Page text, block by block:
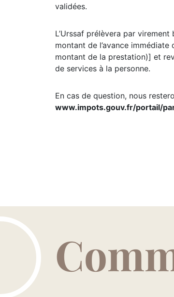
validées.
L’Urssaf prélèvera par
montant de l’avance
montant de la prestation)] et
de services à la personne.
En cas de question, nous
www.impots.gouv.fr/portail/